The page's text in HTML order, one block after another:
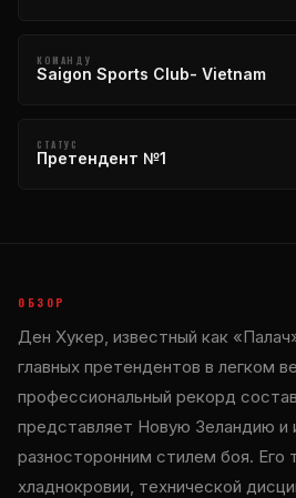
КОМАНДУ
Saigon Sports Club- Vietnam
СТАТУС
Претендент №1
ОБЗОР
Ден Хукер, известный как
главных претендентов в легком
профессиональный рекорд
представляет Новую Зеландию и
разносторонним стилем боя. Его
хладнокровии, технической